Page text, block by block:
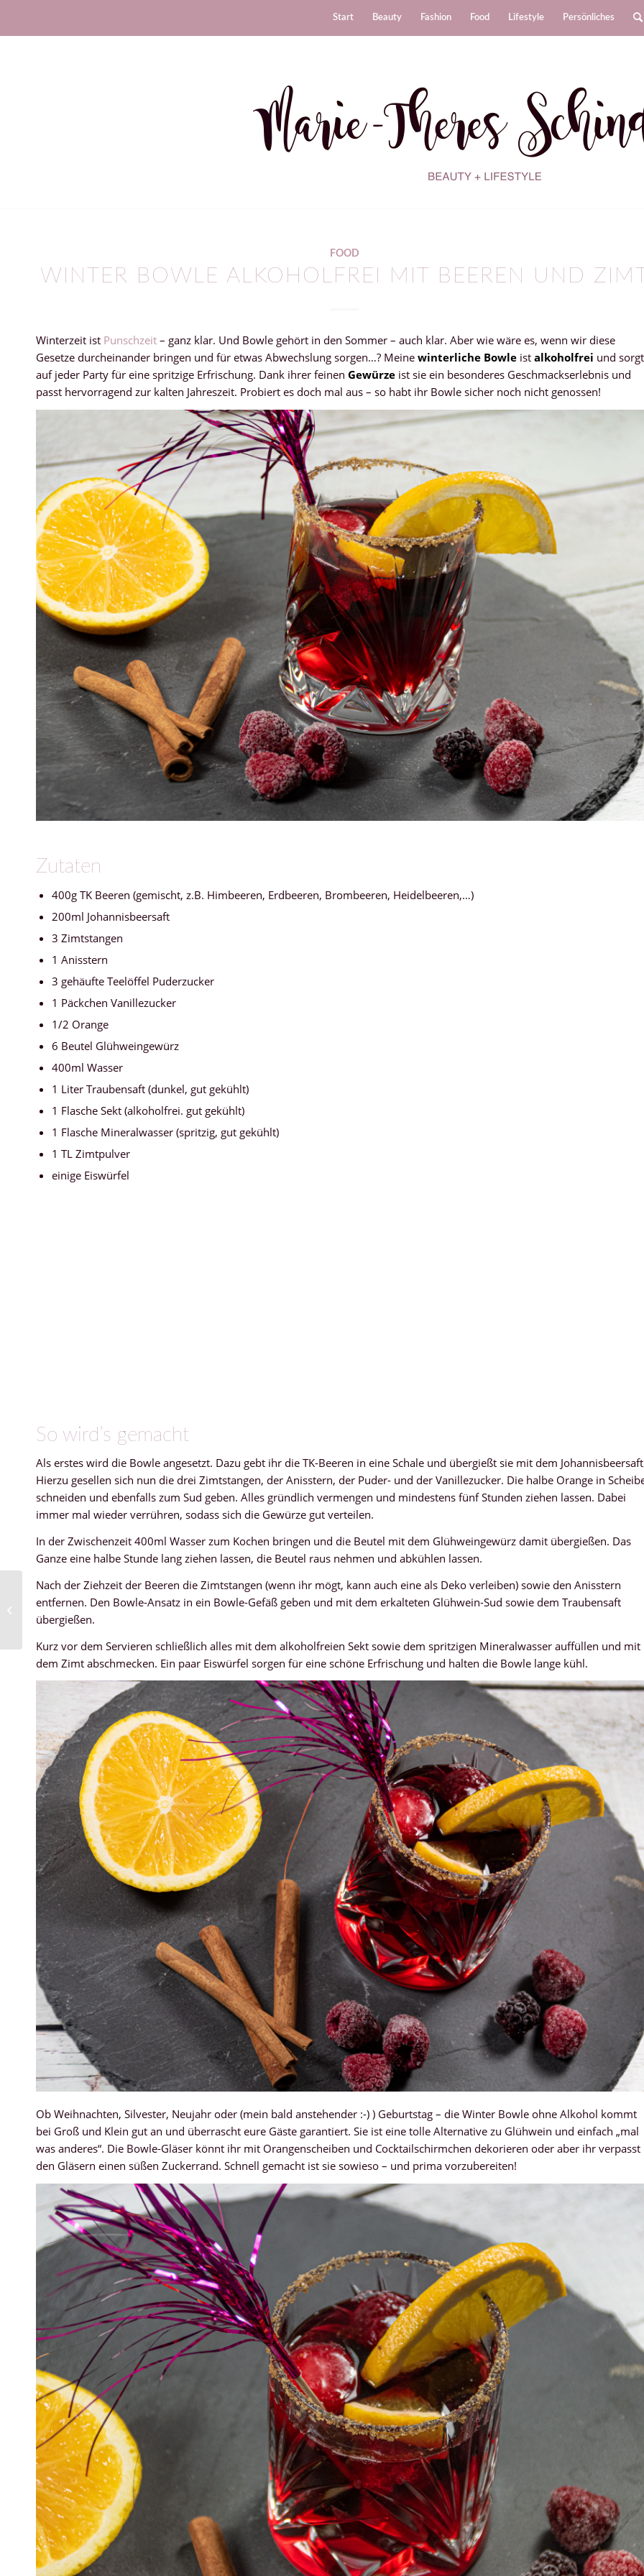
Start Beauty Fashion Food Lifestyle Persönliches
FOOD
WINTER BOWLE ALKOHOLFREI MIT BEEREN UND
Winterzeit ist Punschzeit – ganz klar. Und Bowle gehört in den Sommer – auch klar. Aber wie wäre es, wenn wir diese
Gesetze durcheinander bringen und für etwas Abwechslung sorgen…? Meine winterliche Bowle ist alkoholfrei und sorgt
auf jeder Party für eine spritzige Erfrischung. Dank ihrer feinen Gewürze ist sie ein besonderes Geschmackserlebnis und
passt hervorragend zur kalten Jahreszeit. Probiert es doch mal aus – so habt ihr Bowle sicher noch nicht genossen!
Zutaten
400g TK Beeren (gemischt, z.B. Himbeeren, Erdbeeren, Brombeeren, Heidelbeeren,…)
200ml Johannisbeersaft
3 Zimtstangen
1 Anisstern
3 gehäufte Teelöffel Puderzucker
1 Päckchen Vanillezucker
1/2 Orange
6 Beutel Glühweingewürz
400ml Wasser
1 Liter Traubensaft (dunkel, gut gekühlt)
1 Flasche Sekt (alkoholfrei. gut gekühlt)
1 Flasche Mineralwasser (spritzig, gut gekühlt)
1 TL Zimtpulver
einige Eiswürfel
So wird’s gemacht
Als erstes wird die Bowle angesetzt. Dazu gebt ihr die TK-Beeren in eine Schale und übergießt sie mit dem
Hierzu gesellen sich nun die drei Zimtstangen, der Anisstern, der Puder- und der Vanillezucker. Die halbe Orange in
schneiden und ebenfalls zum Sud geben. Alles gründlich vermengen und mindestens fünf Stunden ziehen lassen. Dabei
immer mal wieder verrühren, sodass sich die Gewürze gut verteilen.
In der Zwischenzeit 400ml Wasser zum Kochen bringen und die Beutel mit dem Glühweingewürz damit übergießen. Das
Ganze eine halbe Stunde lang ziehen lassen, die Beutel raus nehmen und abkühlen lassen.
Nach der Ziehzeit der Beeren die Zimtstangen (wenn ihr mögt, kann auch eine als Deko verleiben) sowie den Anisstern
entfernen. Den Bowle-Ansatz in ein Bowle-Gefäß geben und mit dem erkalteten Glühwein-Sud sowie dem Traubensaft
übergießen.
Kurz vor dem Servieren schließlich alles mit dem alkoholfreien Sekt sowie dem spritzigen Mineralwasser auffüllen und mit
dem Zimt abschmecken. Ein paar Eiswürfel sorgen für eine schöne Erfrischung und halten die Bowle lange kühl.
Ob Weihnachten, Silvester, Neujahr oder (mein bald anstehender :-) ) Geburtstag – die Winter Bowle ohne Alkohol kommt
bei Groß und Klein gut an und überrascht eure Gäste garantiert. Sie ist eine tolle Alternative zu Glühwein und einfach „mal
was anderes“. Die Bowle-Gläser könnt ihr mit Orangenscheiben und Cocktailschirmchen dekorieren oder aber ihr verpasst
den Gläsern einen süßen Zuckerrand. Schnell gemacht ist sie sowieso – und prima vorzubereiten!
Jahresrückblick 2021